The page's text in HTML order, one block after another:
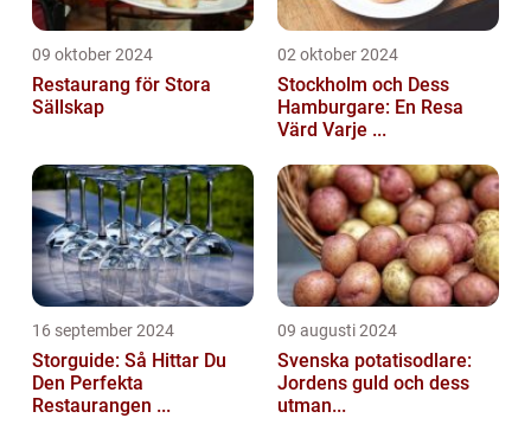
09 oktober 2024
Restaurang för Stora
Sällskap
02 oktober 2024
Stockholm och Dess
Hamburgare: En Resa
Värd Varje ...
16 september 2024
Storguide: Så Hittar Du
Den Perfekta
Restaurangen ...
09 augusti 2024
Svenska potatisodlare:
Jordens guld och dess
utman...